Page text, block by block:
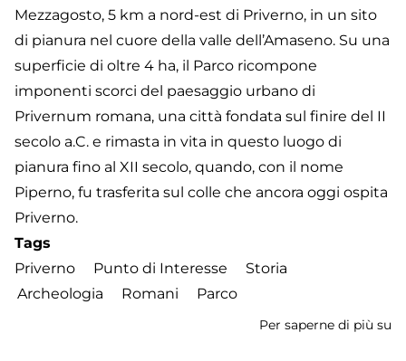
Mezzagosto, 5 km a nord-est di Priverno, in un sito
di pianura nel cuore della valle dell’Amaseno. Su una
superficie di oltre 4 ha, il Parco ricompone
imponenti scorci del paesaggio urbano di
Privernum romana, una città fondata sul finire del II
secolo a.C. e rimasta in vita in questo luogo di
pianura fino al XII secolo, quando, con il nome
Piperno, fu trasferita sul colle che ancora oggi ospita
Priverno.
Tags
Priverno
Punto di Interesse
Storia
Archeologia
Romani Parco
Per saperne di più su